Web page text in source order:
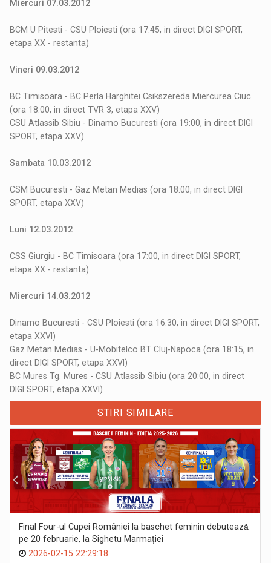
Miercuri 07.03.2012
BCM U Pitesti - CSU Ploiesti (ora 17:45, in direct DIGI SPORT,
etapa XX - restanta)
Vineri 09.03.2012
BC Timisoara - BC Perla Harghitei Csikszereda Miercurea Ciuc
(ora 18:00, in direct TVR 3, etapa XXV)
CSU Atlassib Sibiu - Dinamo Bucuresti (ora 19:00, in direct DIGI
SPORT, etapa XXV)
Sambata 10.03.2012
CSM Bucuresti - Gaz Metan Medias (ora 18:00, in direct DIGI
SPORT, etapa XXV)
Luni 12.03.2012
CSS Giurgiu - BC Timisoara (ora 17:00, in direct DIGI SPORT,
etapa XX - restanta)
Miercuri 14.03.2012
Dinamo Bucuresti - CSU Ploiesti (ora 16:30, in direct DIGI SPORT,
etapa XXVI)
Gaz Metan Medias - U-Mobitelco BT Cluj-Napoca (ora 18:15, in
direct DIGI SPORT, etapa XXVI)
BC Mures Tg. Mures - CSU Atlassib Sibiu (ora 20:00, in direct
DIGI SPORT, etapa XXVI)
STIRI SIMILARE
Final Four-ul Cupei României la baschet feminin debuteazǎ
pe 20 februarie, la Sighetu Marmației
2026-02-15 22:29:18